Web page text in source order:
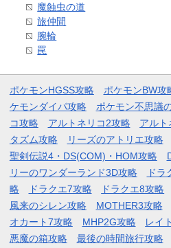
魔蝕虫の道
旅仲間
腕輪
罠
ポケモンHGSS攻略 ポケモンBW攻
ケモンダイパ攻略
ポケモン不思議
コ攻略
アルトネリコ2攻略 アルト
タズム攻略
リーズのアトリエ攻略
聖剣伝説4・DS(COM)・HOM攻略
リーのワンダーランド3D攻略
ドラ
略
ドラクエ7攻略 ドラクエ8攻略
風来のシレン攻略
MOTHER3攻略
オカート7攻略
MHP2G攻略
レイ
悪魔の箱攻略
最後の時間旅行攻略